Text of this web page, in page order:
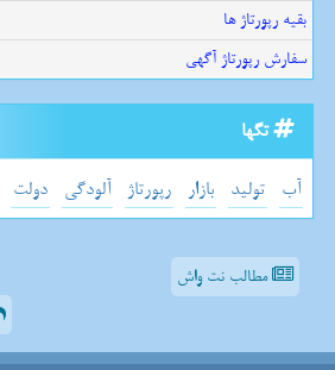
بقیه رپورتاژ ها
سفارش رپورتاژ آگهی
تگها
آب تولید بازار رپورتاژ آلودگی دولت
مطالب نت واش